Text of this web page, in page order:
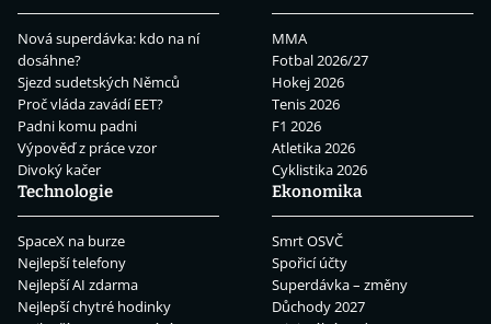
Nová superdávka: kdo na ní
dosáhne?
Sjezd sudetských Němců
Proč vláda zavádí EET?
Padni komu padni
Výpověď z práce vzor
Divoký kačer
MMA
Fotbal 2026/27
Hokej 2026
Tenis 2026
F1 2026
Atletika 2026
Cyklistika 2026
Technologie
SpaceX na burze
Nejlepší telefony
Nejlepší AI zdarma
Nejlepší chytré hodinky
Ekonomika
Smrt OSVČ
Spořicí účty
Superdávka – změny
Důchody 2027